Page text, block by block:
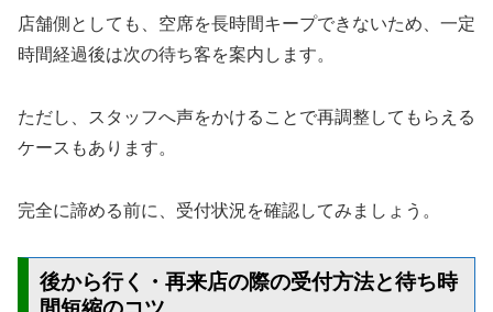
店舗側としても、空席を長時間キープできないため、一定
時間経過後は次の待ち客を案内します。
ただし、スタッフへ声をかけることで再調整してもらえる
ケースもあります。
完全に諦める前に、受付状況を確認してみましょう。
後から行く・再来店の際の受付方法と待ち時